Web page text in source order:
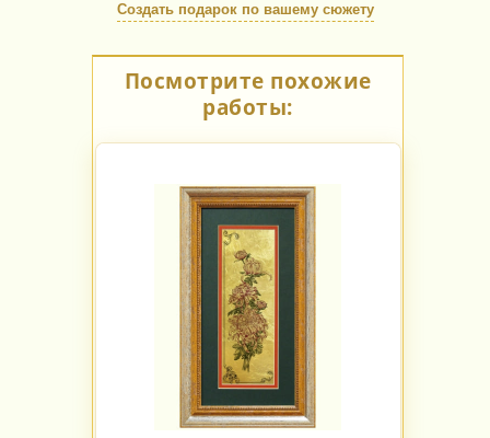
Создать подарок по вашему сюжету
Посмотрите похожие
работы: